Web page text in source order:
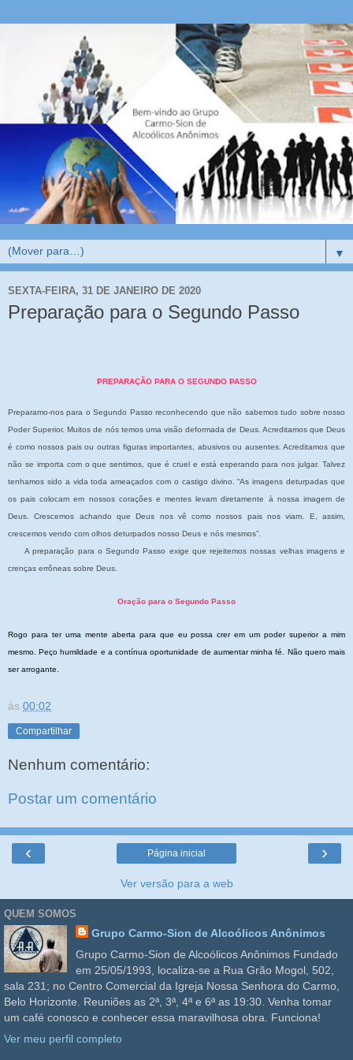
▼
SEXTA-FEIRA, 31 DE JANEIRO DE 2020
Preparação para o Segundo Passo
PREPARAÇÃO PARA O SEGUNDO PASSO
Preparamo-nos para o Segundo Passo reconhecendo que não sabemos tudo sobre nosso
Poder Superior. Muitos de nós temos uma visão deformada de Deus. Acreditamos que Deus
é como nossos pais ou outras figuras importantes, abusivos ou ausentes. Acreditamos que
não se importa com o que sentimos, que é cruel e está esperando para nos julgar. Talvez
tenhamos sido a vida toda ameaçados com o castigo divino. “As imagens deturpadas que
os pais colocam em nossos corações e mentes levam diretamente à nossa imagem de
Deus. Crescemos achando que Deus nos vê como nossos pais nos viam. E, assim,
crescemos vendo com olhos deturpados nosso Deus e nós mesmos”.
A preparação para o Segundo Passo exige que rejeitemos nossas velhas imagens e
crenças errôneas sobre Deus.
Oração para o Segundo Passo
Rogo para ter uma mente aberta para que eu possa crer em um poder superior a mim
mesmo. Peço humildade e a contínua oportunidade de aumentar minha fé. Não quero mais
ser arrogante.
às 00:02
Compartilhar
Nenhum comentário:
Postar um comentário
‹ ›
Página inicial
Ver versão para a web
QUEM SOMOS
Grupo Carmo-Sion de Alcoólicos Anônimos
Grupo Carmo-Sion de Alcoólicos Anônimos Fundado
em 25/05/1993, localiza-se a Rua Grão Mogol, 502,
sala 231; no Centro Comercial da Igreja Nossa Senhora do Carmo,
Belo Horizonte. Reuniões as 2ª, 3ª, 4ª e 6ª as 19:30. Venha tomar
um café conosco e conhecer essa maravilhosa obra. Funciona!
Ver meu perfil completo